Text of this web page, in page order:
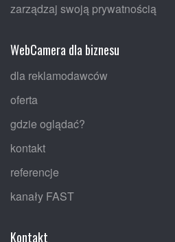
zarządzaj swoją prywatnością
WebCamera dla biznesu
dla reklamodawców
oferta
gdzie oglądać?
kontakt
referencje
kanały FAST
Kontakt